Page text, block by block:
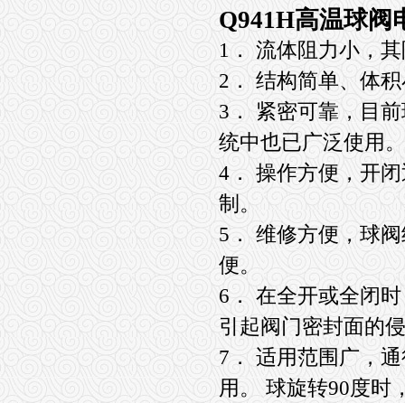
Q941H高温球阀
1． 流体阻力小，
2． 结构简单、体
3． 紧密可靠，目
统中也已广泛使用。
4． 操作方便，开
制。
5． 维修方便，球
便。
6． 在全开或全闭
引起阀门密封面的
7． 适用范围广，
用。 球旋转90度时